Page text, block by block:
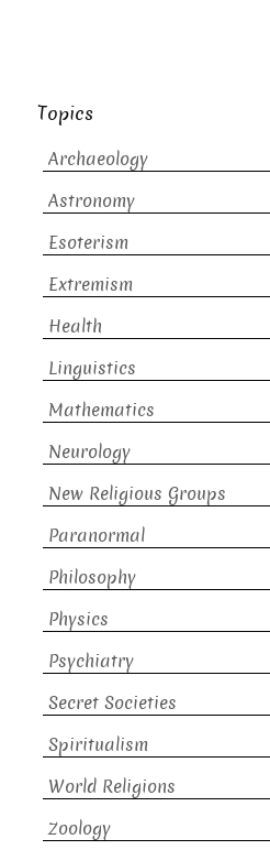
Topics
Archaeology
Astronomy
Esoterism
Extremism
Health
Linguistics
Mathematics
Neurology
New Religious Groups
Paranormal
Philosophy
Physics
Psychiatry
Secret Societies
Spiritualism
World Religions
Zoology